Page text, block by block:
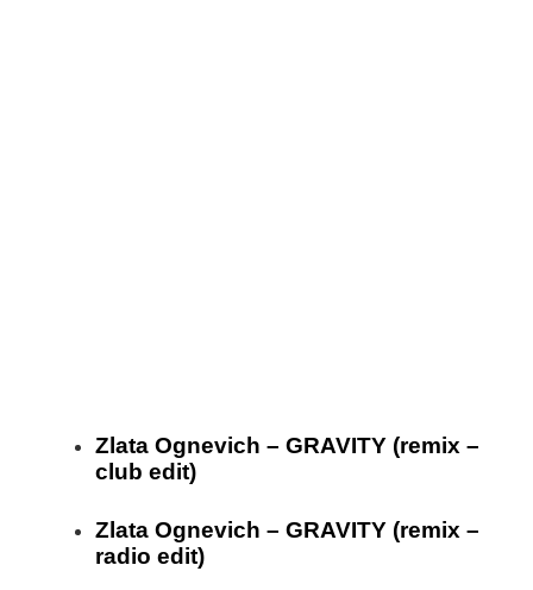
Zlata Ognevich – GRAVITY (remix –
club edit)
Zlata Ognevich – GRAVITY (remix –
radio edit)